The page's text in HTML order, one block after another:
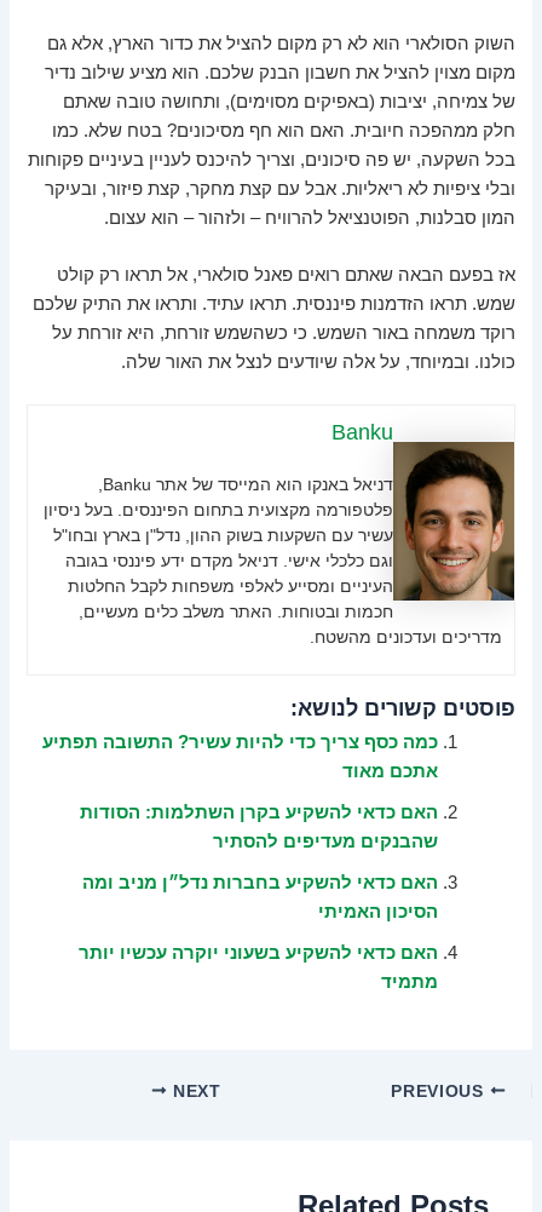
השוק הסולארי הוא לא רק מקום להציל את כדור הארץ, אלא גם
מקום מצוין להציל את חשבון הבנק שלכם. הוא מציע שילוב נדיר
של צמיחה, יציבות (באפיקים מסוימים), ותחושה טובה שאתם
חלק ממהפכה חיובית. האם הוא חף מסיכונים? בטח שלא. כמו
בכל השקעה, יש פה סיכונים, וצריך להיכנס לעניין בעיניים פקוחות
ובלי ציפיות לא ריאליות. אבל עם קצת מחקר, קצת פיזור, ובעיקר
המון סבלנות, הפוטנציאל להרוויח – ולזהור – הוא עצום.
אז בפעם הבאה שאתם רואים פאנל סולארי, אל תראו רק קולט
שמש. תראו הזדמנות פיננסית. תראו עתיד. ותראו את התיק שלכם
רוקד משמחה באור השמש. כי כשהשמש זורחת, היא זורחת על
כולנו. ובמיוחד, על אלה שיודעים לנצל את האור שלה.
Banku
דניאל באנקו הוא המייסד של אתר Banku,
פלטפורמה מקצועית בתחום הפיננסים. בעל ניסיון
עשיר עם השקעות בשוק ההון, נדל"ן בארץ ובחו"ל
וגם כלכלי אישי. דניאל מקדם ידע פיננסי בגובה
העיניים ומסייע לאלפי משפחות לקבל החלטות
חכמות ובטוחות. האתר משלב כלים מעשיים,
מדריכים ועדכונים מהשטח.
פוסטים קשורים לנושא:
כמה כסף צריך כדי להיות עשיר? התשובה תפתיע
אתכם מאוד
האם כדאי להשקיע בקרן השתלמות: הסודות
שהבנקים מעדיפים להסתיר
האם כדאי להשקיע בחברות נדל״ן מניב ומה
הסיכון האמיתי
האם כדאי להשקיע בשעוני יוקרה עכשיו יותר
מתמיד
NEXT